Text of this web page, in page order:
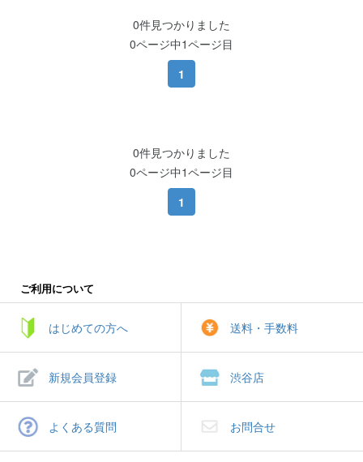
0件見つかりました
0ページ中1ページ目
1
0件見つかりました
0ページ中1ページ目
1
ご利用について
はじめての方へ 送料・手数料
新規会員登録 渋谷店
よくある質問 お問合せ